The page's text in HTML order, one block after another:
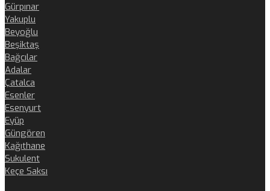
Gürpınar
Yakuplu
Beyoğlu
Beşiktaş
Bağcılar
Adalar
Çatalca
Esenler
Esenyurt
Eyüp
Güngören
Kağıthane
Sukulent
Keçe Saksı